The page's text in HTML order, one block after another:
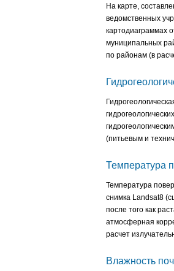
На карте,
ведомственных
картодиаграммах
муниципальных
по районам (в
(питьевым и
Температура
Температура
снимка Landsat8
после того как
атмосферная
расчет
Влажность